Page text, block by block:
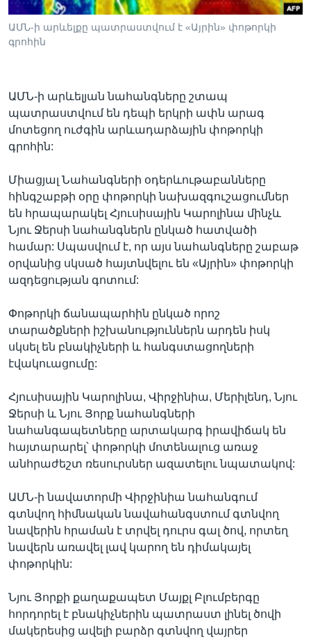
Լեզուներ
ԱՄՆ-ի արևելքը պատրաստվում է «Այրին» փոթորկի
գրոհին
ԱՄՆ-ի արևելյան նահանգները շտապ
պատրաստվում են դեպի երկրի ափն արագ
մոտեցող ուժգին արևադարձային փոթորկի
գրոհին:
Միացյալ Նահանգների օդերևութաբանները
հինգշաբթի օրը փոթորկի նախազգուշացումներ
են հրապարակել Հյուսիսային Կարոլինա մինչև
Նյու Ջերսի նահանգներն ընկած հատվածի
համար: Սպասվում է, որ այս նահանգները շաբաթ
օրվանից սկսած հայտնվելու են «Այրին» փոթորկի
ազդեցության գոտում:
Փոթորկի ճանապարհին ընկած որոշ
տարածքների իշխանություններն արդեն իսկ
սկսել են բնակիչների և հանգստացողների
էվակուացումը:
Հյուսիսային Կարոլինա, Վիրջինիա, Մերիլենդ, Նյու
Ջերսի և Նյու Յորք նահանգների
նահանգապետները արտակարգ իրավիճակ են
հայտարարել՝ փոթորկի մոտենալուց առաջ
անհրաժեշտ ռեսուրսներ ազատելու նպատակով:
ԱՄՆ-ի նավատորմի Վիրջինիա նահանգում
գտնվող հիմնական նավահանգստում գտնվող
նավերին հրաման է տրվել դուրս գալ ծով, որտեղ
նավերն առավել լավ կարող են դիմակայել
փոթորկին:
Նյու Յորքի քաղաքապետ Մայքլ Բլումբերգը
հորդորել է բնակիչներին պատրաստ լինել ծովի
մակերեսից ավելի բարձր գտնվող վայրեր